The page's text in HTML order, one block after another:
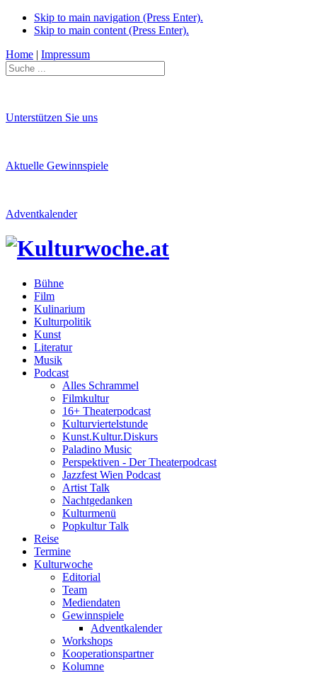
Skip to main navigation (Press Enter).
Skip to main content (Press Enter).
Home | Impressum
Unterstützen Sie uns
Aktuelle Gewinnspiele
Adventkalender
Bühne
Film
Kulinarium
Kulturpolitik
Kunst
Literatur
Musik
Podcast
Alles Schrammel
Filmkultur
16+ Theaterpodcast
Kulturviertelstunde
Kunst.Kultur.Diskurs
Paladino Music
Perspektiven - Der Theaterpodcast
Jazzfest Wien Podcast
Artist Talk
Nachtgedanken
Kulturmenü
Popkultur Talk
Reise
Termine
Kulturwoche
Editorial
Team
Mediendaten
Gewinnspiele
Adventkalender
Workshops
Kooperationspartner
Kolumne